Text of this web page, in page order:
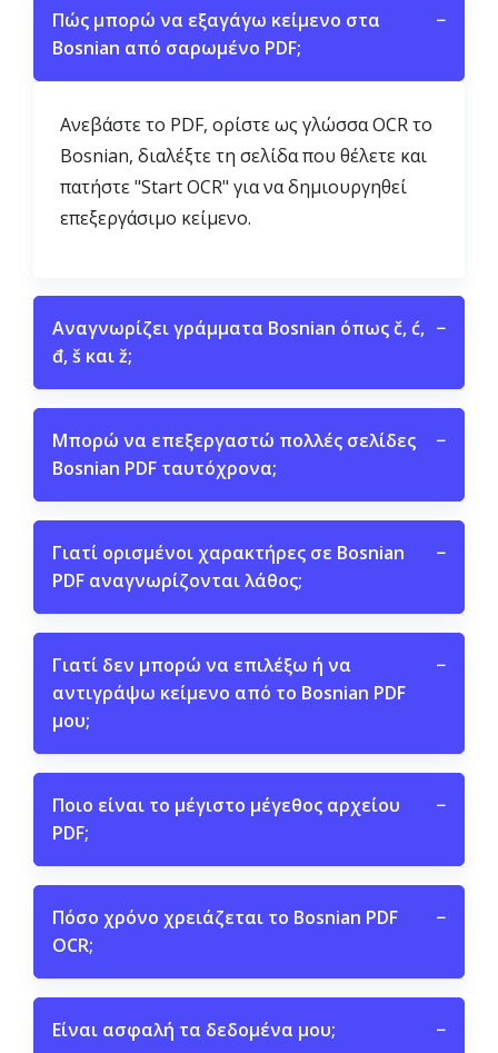
Πώς μπορώ να εξαγάγω κείμενο στα
Bosnian από σαρωμένο PDF;
−
Ανεβάστε το PDF, ορίστε ως γλώσσα OCR το
Bosnian, διαλέξτε τη σελίδα που θέλετε και
πατήστε "Start OCR" για να δημιουργηθεί
επεξεργάσιμο κείμενο.
Αναγνωρίζει γράμματα Bosnian όπως č, ć,
đ, š και ž;
−
Μπορώ να επεξεργαστώ πολλές σελίδες
Bosnian PDF ταυτόχρονα;
−
Γιατί ορισμένοι χαρακτήρες σε Bosnian
PDF αναγνωρίζονται λάθος;
−
Γιατί δεν μπορώ να επιλέξω ή να
αντιγράψω κείμενο από το Bosnian PDF
μου;
−
Ποιο είναι το μέγιστο μέγεθος αρχείου
PDF;
−
Πόσο χρόνο χρειάζεται το Bosnian PDF
OCR;
−
Είναι ασφαλή τα δεδομένα μου; −